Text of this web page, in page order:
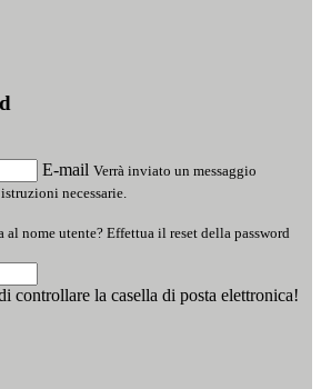
E-mail Verrà inviato un messaggio
necessarie.
al nome utente? Effettua il reset della password
controllare la casella di posta elettronica!